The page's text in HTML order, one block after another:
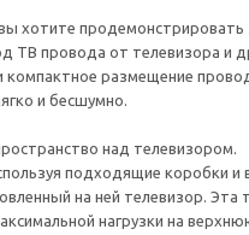
хотите продемонстрировать
провода от телевизора и
компактное размещение
и бесшумно.
над телевизором.
подходящие коробки и
на ней телевизор.
нагрузки на